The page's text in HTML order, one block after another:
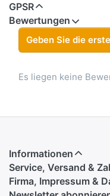
GPSR
Bewertungen
Geben Sie die
Es liegen keine
Informationen
Service, Versand &
Firma, Impressum &